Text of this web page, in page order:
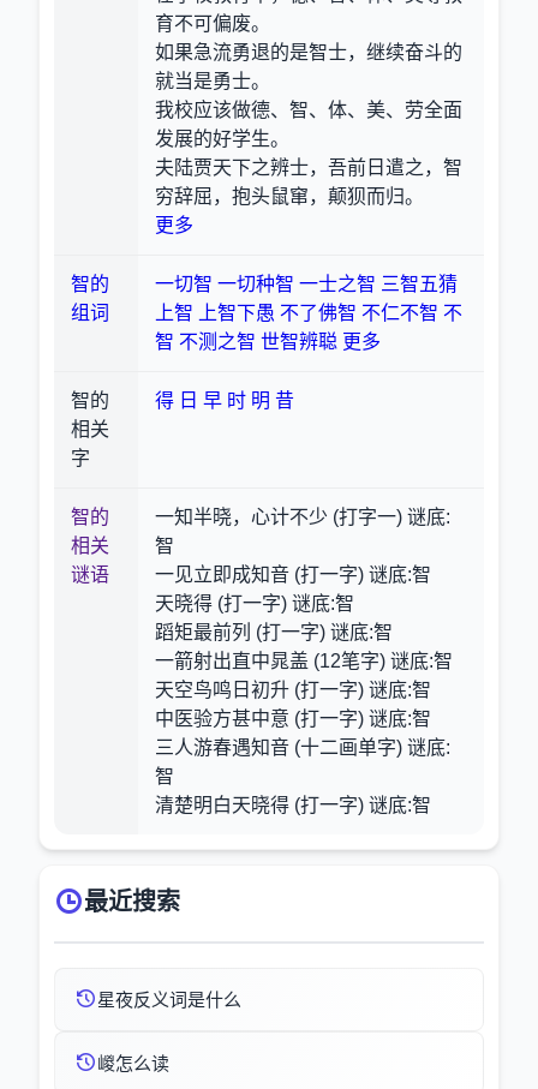
育不可偏废。
如果急流勇退的是智士，继续奋斗的
就当是勇士。
我校应该做德、智、体、美、劳全面
发展的好学生。
夫陆贾天下之辨士，吾前日遣之，智
穷辞屈，抱头鼠窜，颠狈而归。
更多
智的
组词
一切智 一切种智 一士之智 三智五猜
上智
上智下愚 不了佛智 不仁不智 不
智 不测之智 世智辨聪 更多
智的
相关
字
得 日 早 时 明 昔
智的
相关
谜语
一知半晓，心计不少 (打字一) 谜底:
智
一见立即成知音 (打一字) 谜底:智
天晓得 (打一字) 谜底:智
蹈矩最前列 (打一字) 谜底:智
一箭射出直中晁盖 (12笔字) 谜底:智
天空鸟鸣日初升 (打一字) 谜底:智
中医验方甚中意 (打一字) 谜底:智
三人游春遇知音 (十二画单字) 谜底:
智
清楚明白天晓得 (打一字) 谜底:智
最近搜索
星夜反义词是什么
嵕怎么读